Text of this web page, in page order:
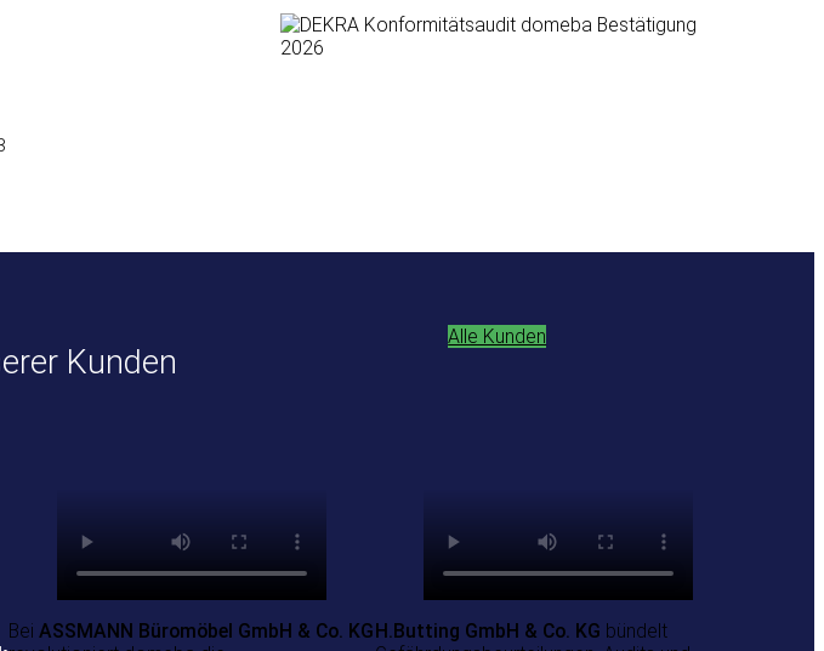
Kunden
Alle Kunden
Bei ASSMANN Büromöbel GmbH & Co. KGH.Butting GmbH & Co. KG bündelt